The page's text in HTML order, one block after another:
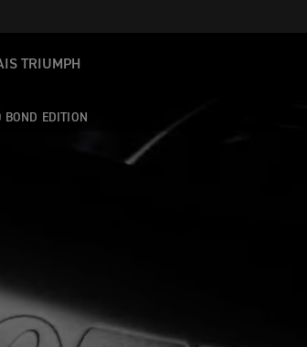
TRIUMPH
BOND EDITION